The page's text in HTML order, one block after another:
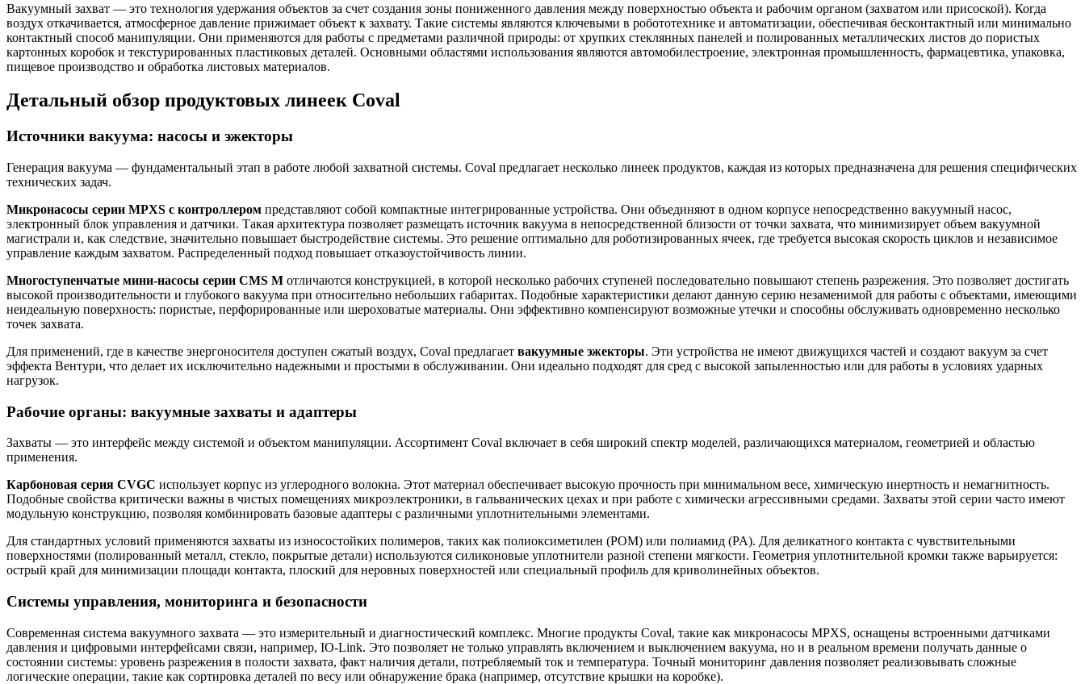
Вакуумный захват — это технология удержания объектов за счет создания зоны пониженного давления между поверхностью объекта и рабочим органом (захватом или присоской). Когда
воздух откачивается, атмосферное давление прижимает объект к захвату. Такие системы являются ключевыми в робототехнике и автоматизации, обеспечивая бесконтактный или минимально
контактный способ манипуляции. Они применяются для работы с предметами различной природы: от хрупких стеклянных панелей и полированных металлических листов до пористых
картонных коробок и текстурированных пластиковых деталей. Основными областями использования являются автомобилестроение, электронная промышленность, фармацевтика, упаковка,
пищевое производство и обработка листовых материалов.
Детальный обзор продуктовых линеек Coval
Источники вакуума: насосы и эжекторы
Генерация вакуума — фундаментальный этап в работе любой захватной системы. Coval предлагает несколько линеек продуктов, каждая из которых предназначена для решения специфических
технических задач.
Микронасосы серии MPXS с контроллером представляют собой компактные интегрированные устройства. Они объединяют в одном корпусе непосредственно вакуумный насос,
электронный блок управления и датчики. Такая архитектура позволяет размещать источник вакуума в непосредственной близости от точки захвата, что минимизирует объем вакуумной
магистрали и, как следствие, значительно повышает быстродействие системы. Это решение оптимально для роботизированных ячеек, где требуется высокая скорость циклов и независимое
управление каждым захватом. Распределенный подход повышает отказоустойчивость линии.
Многоступенчатые мини-насосы серии CMS M отличаются конструкцией, в которой несколько рабочих ступеней последовательно повышают степень разрежения. Это позволяет достигать
высокой производительности и глубокого вакуума при относительно небольших габаритах. Подобные характеристики делают данную серию незаменимой для работы с объектами, имеющими
неидеальную поверхность: пористые, перфорированные или шероховатые материалы. Они эффективно компенсируют возможные утечки и способны обслуживать одновременно несколько
точек захвата.
Для применений, где в качестве энергоносителя доступен сжатый воздух, Coval предлагает вакуумные эжекторы. Эти устройства не имеют движущихся частей и создают вакуум за счет
эффекта Вентури, что делает их исключительно надежными и простыми в обслуживании. Они идеально подходят для сред с высокой запыленностью или для работы в условиях ударных
нагрузок.
Рабочие органы: вакуумные захваты и адаптеры
Захваты — это интерфейс между системой и объектом манипуляции. Ассортимент Coval включает в себя широкий спектр моделей, различающихся материалом, геометрией и областью
применения.
Карбоновая серия CVGC использует корпус из углеродного волокна. Этот материал обеспечивает высокую прочность при минимальном весе, химическую инертность и немагнитность.
Подобные свойства критически важны в чистых помещениях микроэлектроники, в гальванических цехах и при работе с химически агрессивными средами. Захваты этой серии часто имеют
модульную конструкцию, позволяя комбинировать базовые адаптеры с различными уплотнительными элементами.
Для стандартных условий применяются захваты из износостойких полимеров, таких как полиоксиметилен (POM) или полиамид (PA). Для деликатного контакта с чувствительными
поверхностями (полированный металл, стекло, покрытые детали) используются силиконовые уплотнители разной степени мягкости. Геометрия уплотнительной кромки также варьируется:
острый край для минимизации площади контакта, плоский для неровных поверхностей или специальный профиль для криволинейных объектов.
Системы управления, мониторинга и безопасности
Современная система вакуумного захвата — это измерительный и диагностический комплекс. Многие продукты Coval, такие как микронасосы MPXS, оснащены встроенными датчиками
давления и цифровыми интерфейсами связи, например, IO-Link. Это позволяет не только управлять включением и выключением вакуума, но и в реальном времени получать данные о
состоянии системы: уровень разрежения в полости захвата, факт наличия детали, потребляемый ток и температура. Точный мониторинг давления позволяет реализовывать сложные
логические операции, такие как сортировка деталей по весу или обнаружение брака (например, отсутствие крышки на коробке).